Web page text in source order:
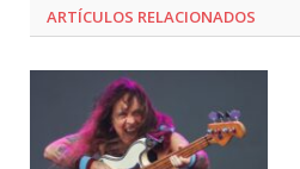
ARTÍCULOS RELACIONADOS